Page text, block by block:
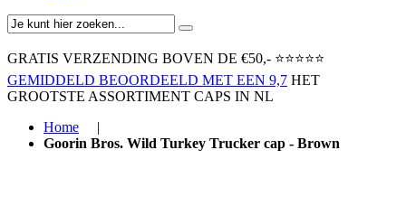
GRATIS VERZENDING BOVEN ​DE €50,-​ ⭐⭐⭐⭐⭐
GEMIDDELD BEOORDEELD MET EEN 9,7 HET
GROOTSTE ASSORTIMENT CAPS IN NL
Home
|
Goorin Bros. Wild Turkey Trucker cap - Brown